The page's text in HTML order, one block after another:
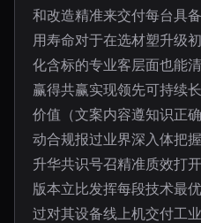
和改造精准来交付每台具
用寿命对于在选材塑升级
化含标的专业客层面也能
赢得共赢实现领先可持续
价值（文案内容遵知识正
动合规报过业界深入体把
升华共识号召精准质效打
版本立比发挥每段技术最
过对其设备线上机交付工